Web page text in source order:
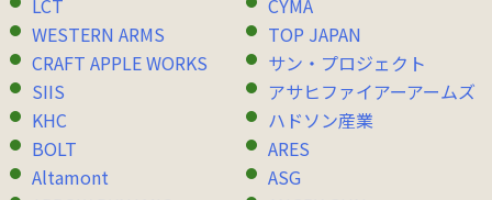
LCT
CYMA
WESTERN ARMS
TOP JAPAN
CRAFT APPLE WORKS
サン・プロジェクト
SIIS
アサヒファイアーアームズ
KHC
ハドソン産業
BOLT
ARES
Altamont
ASG